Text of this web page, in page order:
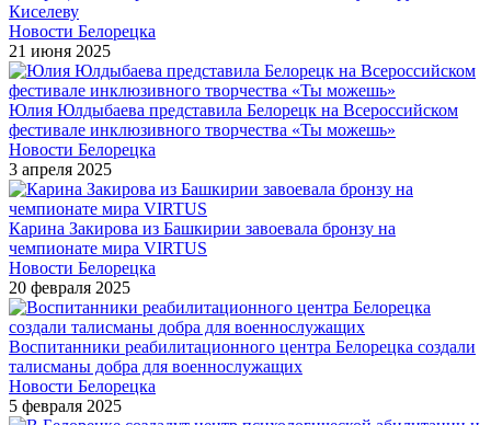
Киселеву
Новости Белорецка
21 июня 2025
Юлия Юлдыбаева представила Белорецк на Всероссийском
фестивале инклюзивного творчества «Ты можешь»
Новости Белорецка
3 апреля 2025
Карина Закирова из Башкирии завоевала бронзу на
чемпионате мира VIRTUS
Новости Белорецка
20 февраля 2025
Воспитанники реабилитационного центра Белорецка создали
талисманы добра для военнослужащих
Новости Белорецка
5 февраля 2025